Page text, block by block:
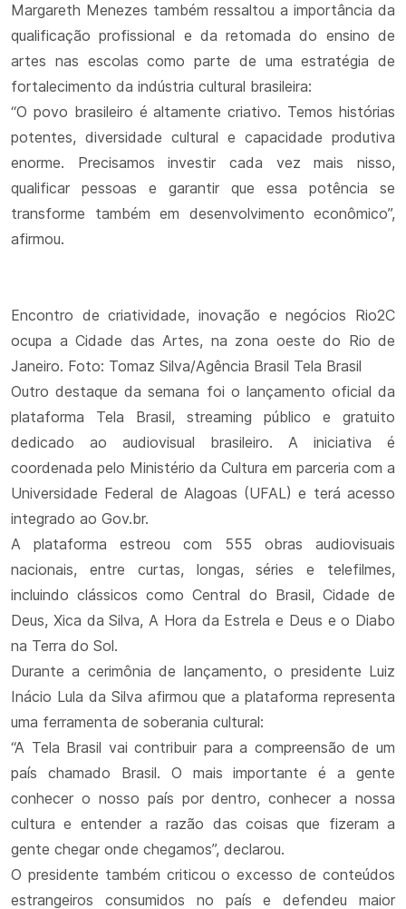
Margareth Menezes também ressaltou a importância da
qualificação profissional e da retomada do ensino de
artes nas escolas como parte de uma estratégia de
fortalecimento da indústria cultural brasileira:
“O povo brasileiro é altamente criativo. Temos histórias
potentes, diversidade cultural e capacidade produtiva
enorme. Precisamos investir cada vez mais nisso,
qualificar pessoas e garantir que essa potência se
transforme também em desenvolvimento econômico”,
afirmou.
Encontro de criatividade, inovação e negócios Rio2C
ocupa a Cidade das Artes, na zona oeste do Rio de
Janeiro. Foto: Tomaz Silva/Agência Brasil Tela Brasil
Outro destaque da semana foi o lançamento oficial da
plataforma Tela Brasil, streaming público e gratuito
dedicado ao audiovisual brasileiro. A iniciativa é
coordenada pelo Ministério da Cultura em parceria com a
Universidade Federal de Alagoas (UFAL) e terá acesso
integrado ao Gov.br.
A plataforma estreou com 555 obras audiovisuais
nacionais, entre curtas, longas, séries e telefilmes,
incluindo clássicos como Central do Brasil, Cidade de
Deus, Xica da Silva, A Hora da Estrela e Deus e o Diabo
na Terra do Sol.
Durante a cerimônia de lançamento, o presidente Luiz
Inácio Lula da Silva afirmou que a plataforma representa
uma ferramenta de soberania cultural:
“A Tela Brasil vai contribuir para a compreensão de um
país chamado Brasil. O mais importante é a gente
conhecer o nosso país por dentro, conhecer a nossa
cultura e entender a razão das coisas que fizeram a
gente chegar onde chegamos”, declarou.
O presidente também criticou o excesso de conteúdos
estrangeiros consumidos no país e defendeu maior